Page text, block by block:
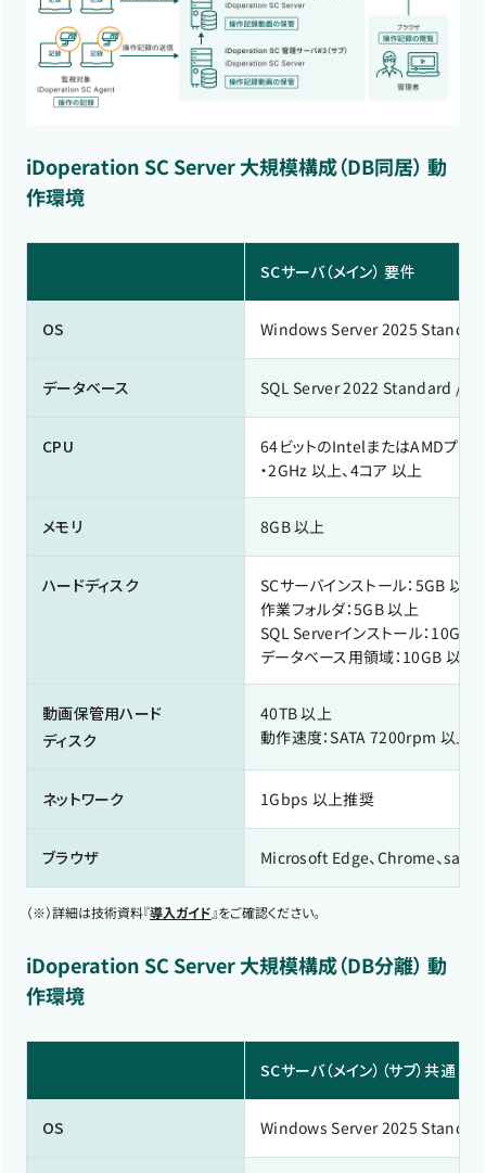
iDoperation SC Server 大規模構成（DB同居） 動
作環境
SCサーバ（メイン） 要件
OS Windows Server 2025
データベース SQL Server 2022 Standard /
CPU
64ビットのIntelまたはAMDプロ
・2GHz 以上、4コア 以上
メモリ 8GB 以上
ハードディスク
SCサーバインストール：5GB 以上
作業フォルダ：5GB 以上
SQL Serverインストール：10GB
データベース用領域：10GB 以上
動画保管用ハード
ディスク
40TB 以上
動作速度：SATA 7200rpm 以上
ネットワーク 1Gbps 以上推奨
ブラウザ Microsoft Edge、Chrome、safari
（※）詳細は技術資料『導入ガイド』をご確認ください。
iDoperation SC Server 大規模構成（DB分離） 動
作環境
SCサーバ（メイン）（サブ）共通 要
OS Windows Server 2025